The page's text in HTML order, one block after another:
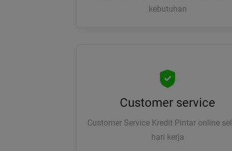
kebutuhan
Customer service
Customer Service Kredit Pintar online
hari kerja